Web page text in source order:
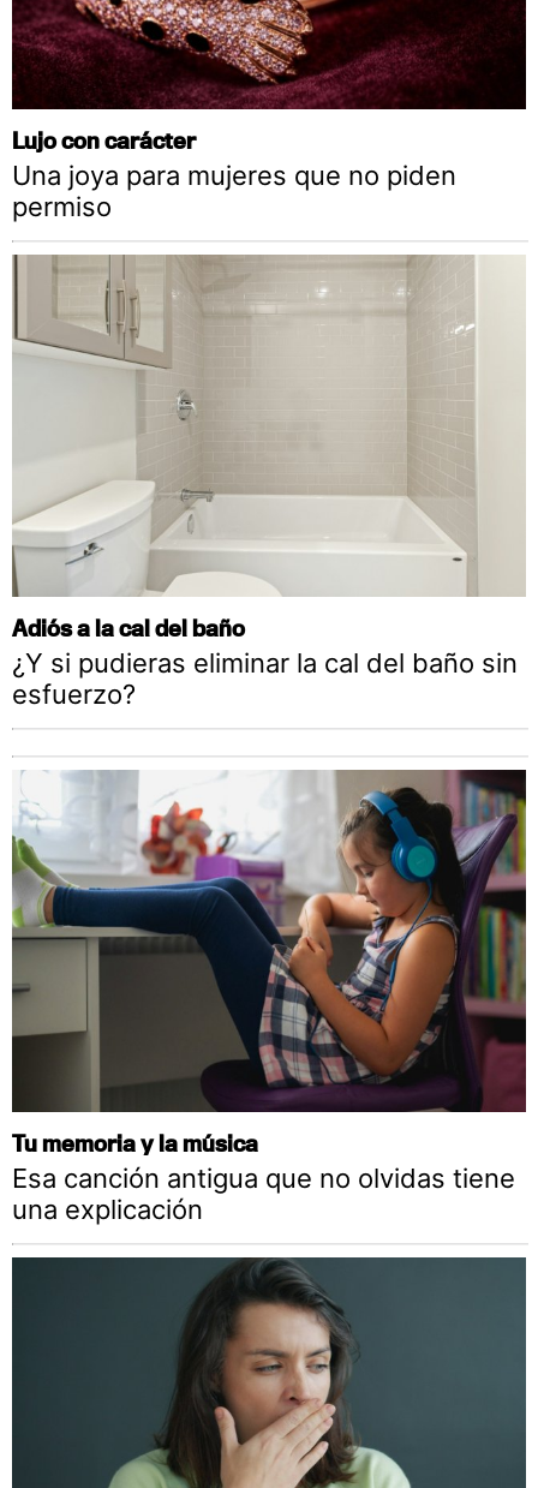
Lujo con carácter
Una joya para mujeres que no piden
permiso
Adiós a la cal del baño
¿Y si pudieras eliminar la cal del baño sin
esfuerzo?
Tu memoria y la música
Esa canción antigua que no olvidas tiene
una explicación